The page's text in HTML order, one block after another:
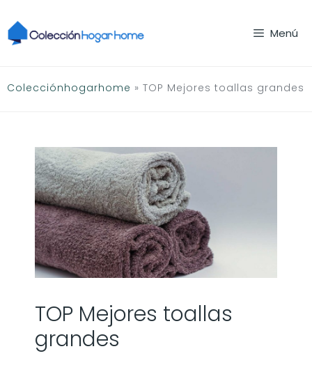
al
contenido
Menú
Colecciónhogarhome » TOP Mejores toallas grandes
TOP Mejores toallas
grandes